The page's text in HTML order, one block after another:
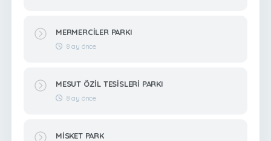
MERMERCİLER PARKI
8 ay önce
MESUT ÖZİL TESİSLERİ PARKI
8 ay önce
MİSKET PARK